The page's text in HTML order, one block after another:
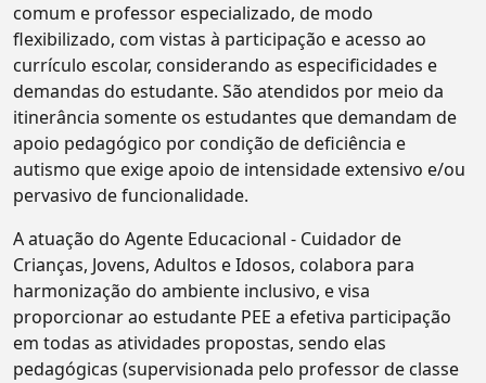
comum e professor especializado, de modo
flexibilizado, com vistas à participação e acesso ao
currículo escolar, considerando as especificidades e
demandas do estudante. São atendidos por meio da
itinerância somente os estudantes que demandam de
apoio pedagógico por condição de deficiência e
autismo que exige apoio de intensidade extensivo e/ou
pervasivo de funcionalidade.
A atuação do Agente Educacional - Cuidador de
Crianças, Jovens, Adultos e Idosos, colabora para
harmonização do ambiente inclusivo, e visa
proporcionar ao estudante PEE a efetiva participação
em todas as atividades propostas, sendo elas
pedagógicas (supervisionada pelo professor de classe